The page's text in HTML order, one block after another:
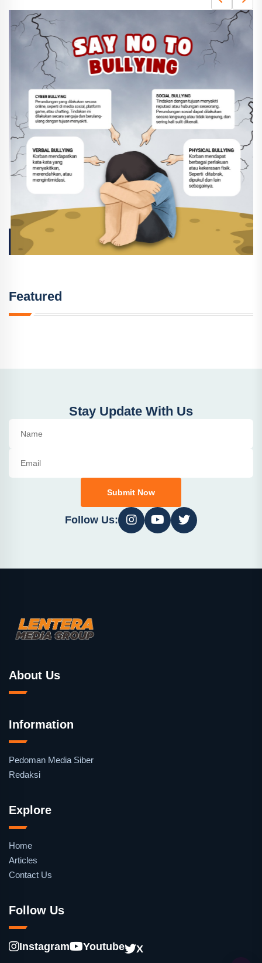
Featured
Stay Update With Us
Submit Now
Follow Us:
About Us
Information
Pedoman Media Siber
Redaksi
Explore
Home
Articles
Contact Us
Follow Us
Instagram Youtube X